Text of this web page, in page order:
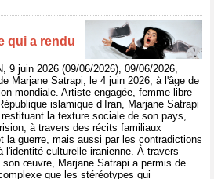
qui a rendu
9 juin 2026 (09/06/2026), 09/06/2026,
Marjane Satrapi, le 4 juin 2026, à l'âge de
mondiale. Artiste engagée, femme libre
islamique d’Iran, Marjane Satrapi
la texture sociale de son pays,
à travers des récits familiaux
la guerre, mais aussi par les contradictions
l'identité culturelle iranienne. À travers
son œuvre, Marjane Satrapi a permis de
que les stéréotypes qui